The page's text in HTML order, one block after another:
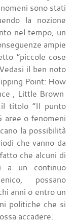
sono stati
la nozione
nel tempo, un
ampie
“piccole cose
il ben noto
Point: How
, Little Brown
titolo “Il punto
aree o fenomeni
la possibilità
che vanno da
che alcuni di
a un continuo
possano
anni o entro un
politiche che si
accadere.